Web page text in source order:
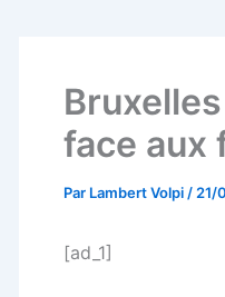
face aux
Par Lambert Volpi / 21/
[ad_1]